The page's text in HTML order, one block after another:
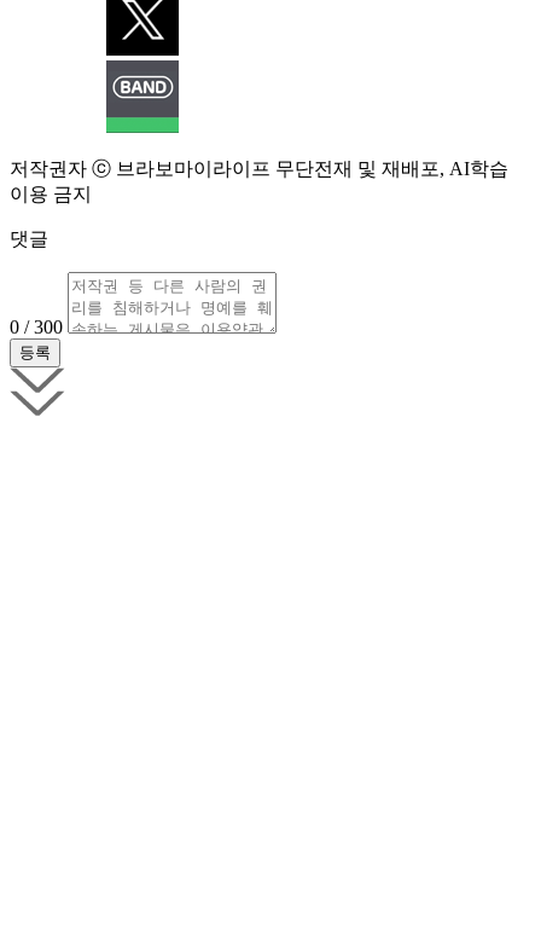
저작권자 ⓒ 브라보마이라이프 무단전재 및 재배포, AI학습
이용 금지
댓글
0 / 300